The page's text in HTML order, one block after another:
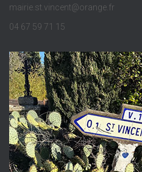
mairie.st.vincent@orange.fr
04 67 59 71 15